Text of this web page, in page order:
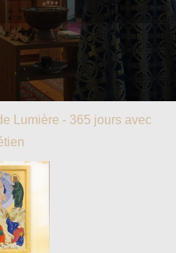
Lumière - 365 jours avec